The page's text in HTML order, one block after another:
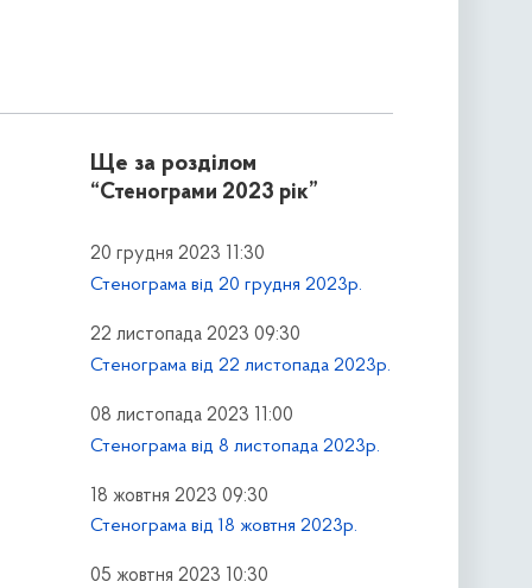
Ще за розділом
“Стенограми 2023 рік”
20 грудня 2023 11:30
Стенограма від 20 грудня 2023р.
22 листопада 2023 09:30
Стенограма від 22 листопада 2023р.
08 листопада 2023 11:00
Стенограма від 8 листопада 2023р.
18 жовтня 2023 09:30
Стенограма від 18 жовтня 2023р.
05 жовтня 2023 10:30